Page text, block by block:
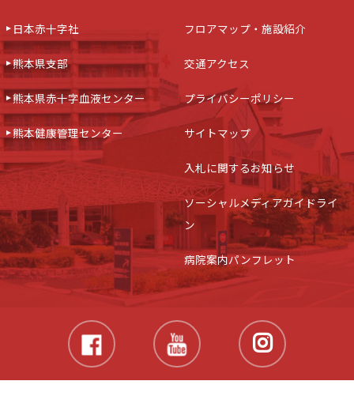
日本赤十字社
熊本県支部
熊本県赤十字血液センター
熊本健康管理センター
フロアマップ・施設紹介
交通アクセス
プライバシーポリシー
サイトマップ
入札に関するお知らせ
ソーシャルメディアガイドライ
ン
病院案内パンフレット